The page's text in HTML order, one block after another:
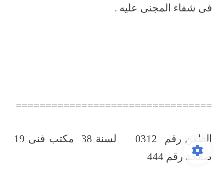
فى شفاء المجنى عليه .
=================================
صفحة رقم 444